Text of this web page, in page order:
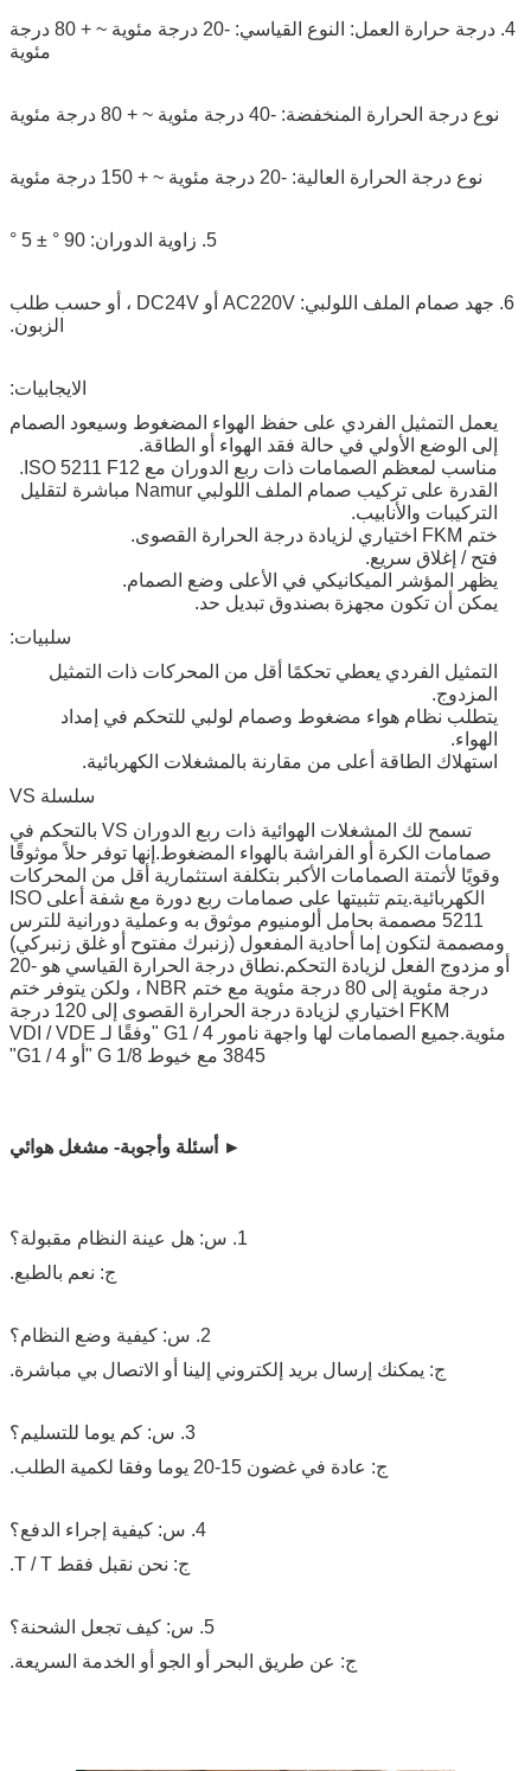
4. درجة حرارة العمل: النوع القياسي: -20 درجة مئوية ~ + 80 درجة
مئوية
نوع درجة الحرارة المنخفضة: -40 درجة مئوية ~ + 80 درجة مئوية
نوع درجة الحرارة العالية: -20 درجة مئوية ~ + 150 درجة مئوية
5. زاوية الدوران: 90 ° ± 5 °
6. جهد صمام الملف اللولبي: AC220V أو DC24V ، أو حسب طلب
الزبون.
الايجابيات:
يعمل التمثيل الفردي على حفظ الهواء المضغوط وسيعود الصمام
إلى الوضع الأولي في حالة فقد الهواء أو الطاقة.
مناسب لمعظم الصمامات ذات ربع الدوران مع ISO 5211 F12.
القدرة على تركيب صمام الملف اللولبي Namur مباشرة لتقليل
التركيبات والأنابيب.
ختم FKM اختياري لزيادة درجة الحرارة القصوى.
فتح / إغلاق سريع.
يظهر المؤشر الميكانيكي في الأعلى وضع الصمام.
يمكن أن تكون مجهزة بصندوق تبديل حد.
سلبيات:
التمثيل الفردي يعطي تحكمًا أقل من المحركات ذات التمثيل
المزدوج.
يتطلب نظام هواء مضغوط وصمام لولبي للتحكم في إمداد
الهواء.
استهلاك الطاقة أعلى من مقارنة بالمشغلات الكهربائية.
سلسلة VS
تسمح لك المشغلات الهوائية ذات ربع الدوران VS بالتحكم في
صمامات الكرة أو الفراشة بالهواء المضغوط.إنها توفر حلاً موثوقًا
وقويًا لأتمتة الصمامات الأكبر بتكلفة استثمارية أقل من المحركات
الكهربائية.يتم تثبيتها على صمامات ربع دورة مع شفة أعلى ISO
5211 مصممة بحامل ألومنيوم موثوق به وعملية دورانية للترس
ومصممة لتكون إما أحادية المفعول (زنبرك مفتوح أو غلق زنبركي)
أو مزدوج الفعل لزيادة التحكم.نطاق درجة الحرارة القياسي هو -20
درجة مئوية إلى 80 درجة مئوية مع ختم NBR ، ولكن يتوفر ختم
FKM اختياري لزيادة درجة الحرارة القصوى إلى 120 درجة
مئوية.جميع الصمامات لها واجهة نامور G1 / 4 "وفقًا لـ VDI / VDE
3845 مع خيوط G 1/8 "أو G1 / 4"
► أسئلة وأجوبة- مشغل هوائي
1. س: هل عينة النظام مقبولة؟
ج: نعم بالطبع.
2. س: كيفية وضع النظام؟
ج: يمكنك إرسال بريد إلكتروني إلينا أو الاتصال بي مباشرة.
3. س: كم يوما للتسليم؟
ج: عادة في غضون 15-20 يوما وفقا لكمية الطلب.
4. س: كيفية إجراء الدفع؟
ج: نحن نقبل فقط T / T.
5. س: كيف تجعل الشحنة؟
ج: عن طريق البحر أو الجو أو الخدمة السريعة.